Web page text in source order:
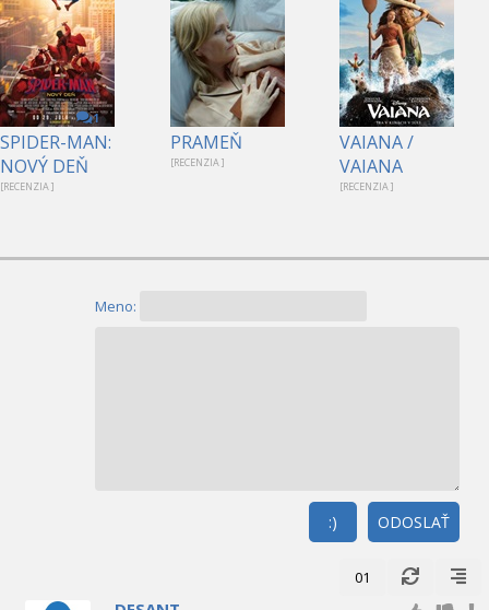
1
SPIDER-MAN:
NOVÝ DEŇ
[RECENZIA ]
PRAMEŇ
[RECENZIA ]
VAIANA /
VAIANA
[RECENZIA ]
Meno:
ODOSLAŤ
:)
01